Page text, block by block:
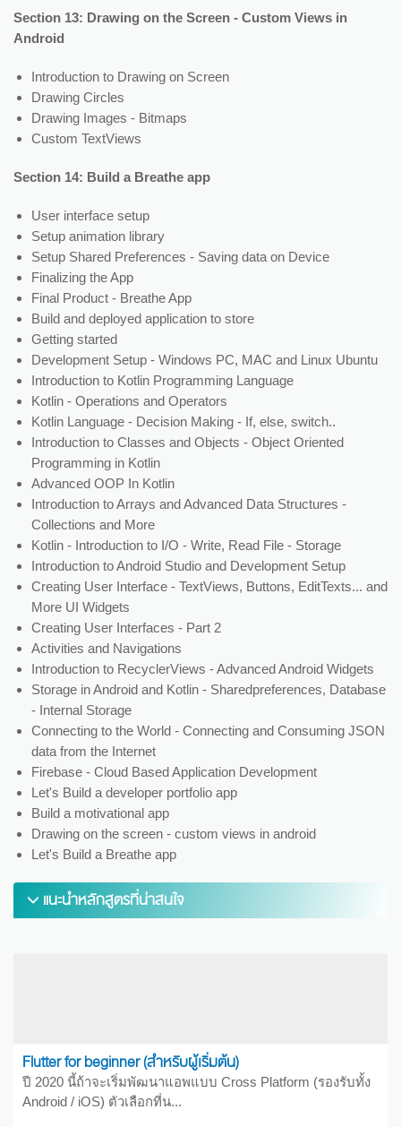
Section 13: Drawing on the Screen - Custom Views in
Android
Introduction to Drawing on Screen
Drawing Circles
Drawing Images - Bitmaps
Custom TextViews
Section 14: Build a Breathe app
User interface setup
Setup animation library
Setup Shared Preferences - Saving data on Device
Finalizing the App
Final Product - Breathe App
Build and deployed application to store
Getting started
Development Setup - Windows PC, MAC and Linux Ubuntu
Introduction to Kotlin Programming Language
Kotlin - Operations and Operators
Kotlin Language - Decision Making - If, else, switch..
Introduction to Classes and Objects - Object Oriented
Programming in Kotlin
Advanced OOP In Kotlin
Introduction to Arrays and Advanced Data Structures -
Collections and More
Kotlin - Introduction to I/O - Write, Read File - Storage
Introduction to Android Studio and Development Setup
Creating User Interface - TextViews, Buttons, EditTexts... and
More UI Widgets
Creating User Interfaces - Part 2
Activities and Navigations
Introduction to RecyclerViews - Advanced Android Widgets
Storage in Android and Kotlin - Sharedpreferences, Database
- Internal Storage
Connecting to the World - Connecting and Consuming JSON
data from the Internet
Firebase - Cloud Based Application Development
Let's Build a developer portfolio app
Build a motivational app
Drawing on the screen - custom views in android
Let's Build a Breathe app
แนะนำหลักสูตรที่น่าสนใจ